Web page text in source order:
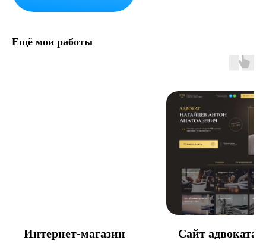
Ещё мои работы
Интернет-магазин
Сайт адвоката -